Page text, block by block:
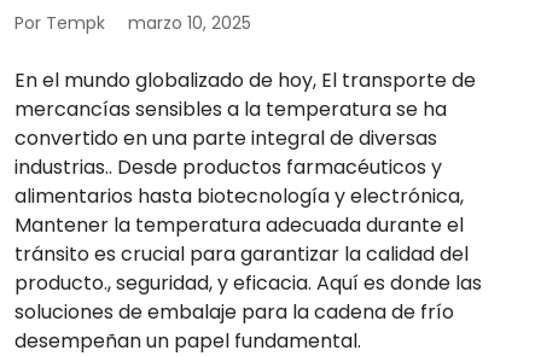
Por Tempk marzo 10, 2025
En el mundo globalizado de hoy, El transporte de
mercancías sensibles a la temperatura se ha
convertido en una parte integral de diversas
industrias.. Desde productos farmacéuticos y
alimentarios hasta biotecnología y electrónica,
Mantener la temperatura adecuada durante el
tránsito es crucial para garantizar la calidad del
producto., seguridad, y eficacia. Aquí es donde las
soluciones de embalaje para la cadena de frío
desempeñan un papel fundamental.